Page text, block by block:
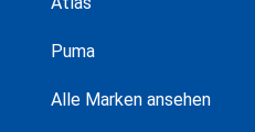
Puma
Alle Marken ansehen